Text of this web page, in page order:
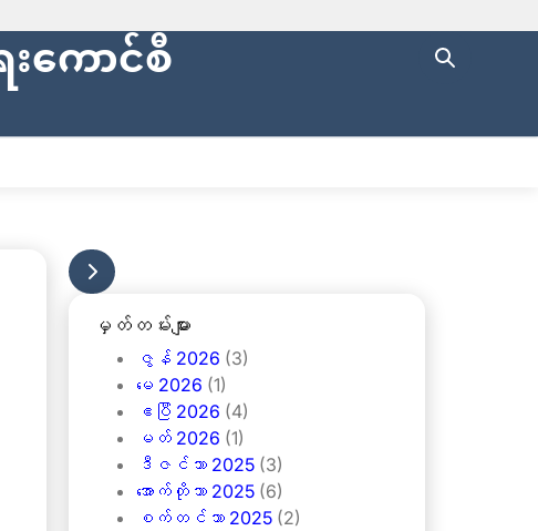
starting with
ကောင်စီ
မှတ်တမ်းများ
ဇွန် 2026 (3)
မေ 2026 (1)
ဧပြီ 2026 (4)
မတ် 2026 (1)
ဒီဇင်ဘာ 2025 (3)
အောက်တိုဘာ 2025 (6)
စက်တင်ဘာ 2025 (2)